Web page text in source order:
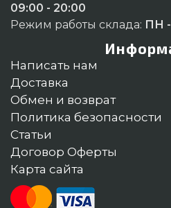
09:00 - 20:00
Режим работы склада: ПН -
Написать нам
Доставка
Обмен и возврат
Политика безопасности
Статьи
Договор Оферты
Карта сайта